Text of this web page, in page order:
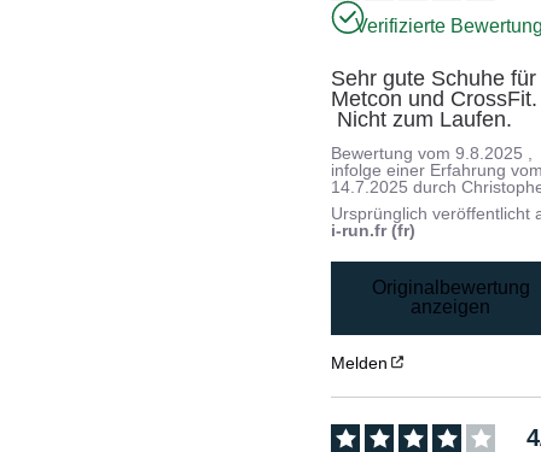
Verifizierte
Sehr gute Schuhe für
Metcon und CrossFit.
Nicht zum Laufen.
Bewertung vom9.8.2025
infolge einer Erfahrung
14.7.2025 durch
Ursprünglich veröffentlicht
i-run.fr (fr)
Originalbewertung
anzeigen
Melden
4